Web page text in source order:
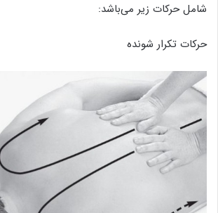
شامل حرکات زیر می‌باشد:
حرکات تکرار شونده